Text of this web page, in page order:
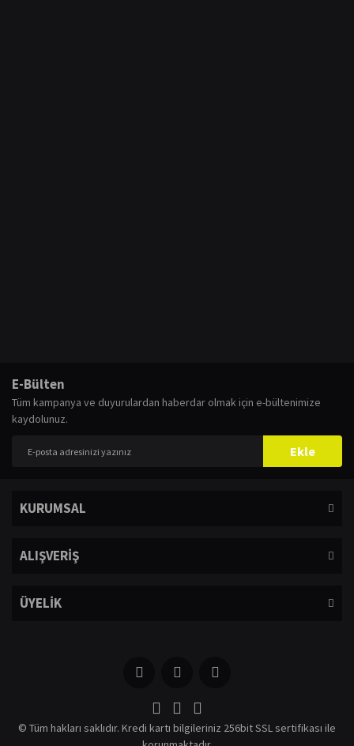
E-Bülten
Tüm kampanya ve duyurulardan haberdar olmak için e-bültenimize
kaydolunuz.
Ekle
KURUMSAL
ALIŞVERİŞ
ÜYELİK
© Tüm hakları saklıdır. Kredi kartı bilgileriniz 256bit SSL sertifikası ile